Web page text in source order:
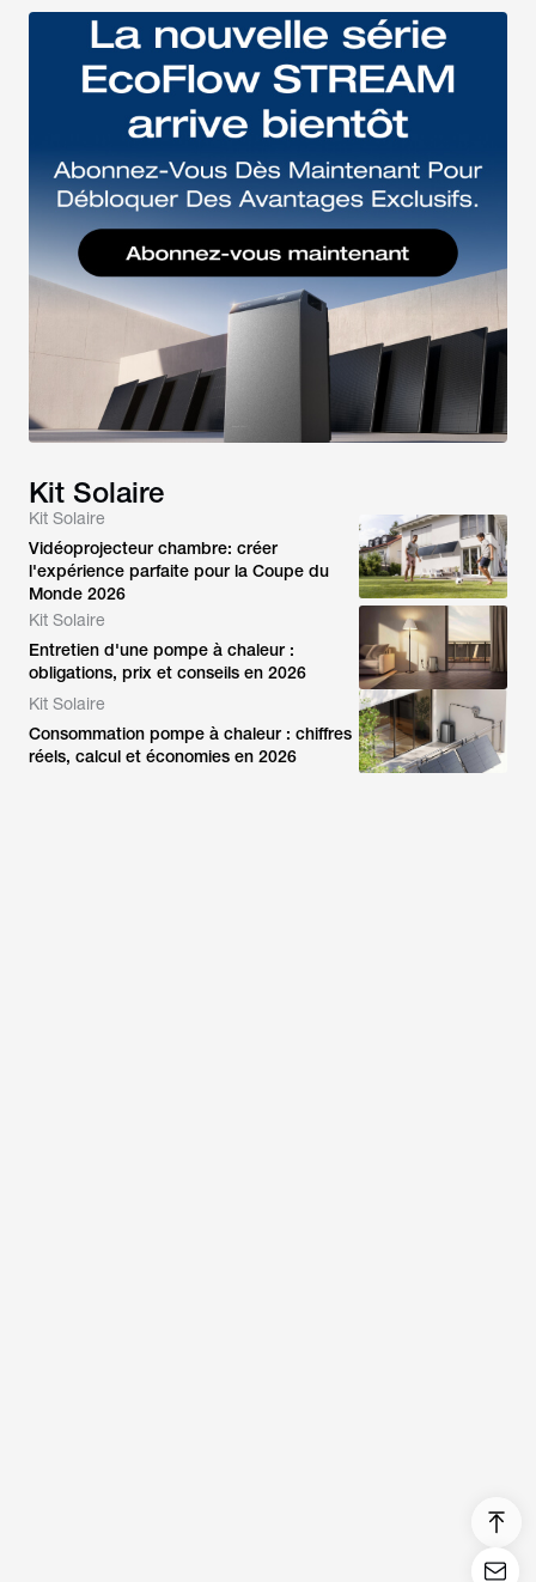
Kit Solaire
Kit Solaire
Vidéoprojecteur chambre: créer
l'expérience parfaite pour la Coupe du
Monde 2026
Kit Solaire
Entretien d'une pompe à chaleur :
obligations, prix et conseils en 2026
Kit Solaire
Consommation pompe à chaleur : chiffres
réels, calcul et économies en 2026